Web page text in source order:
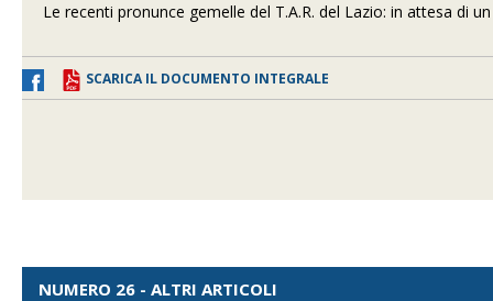
Le recenti pronunce gemelle del T.A.R. del Lazio: in attesa di
SCARICA IL DOCUMENTO INTEGRALE
NUMERO 26 - ALTRI ARTICOLI